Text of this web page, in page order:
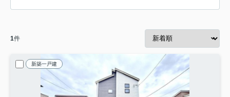
1件
新築一戸建